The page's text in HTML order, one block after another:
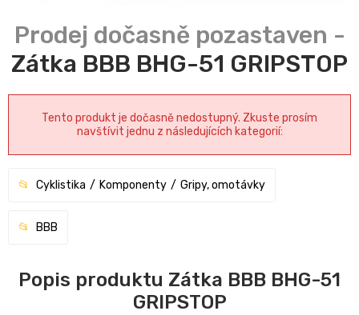
Zátka BBB BHG-51 GRIPSTOP
Tento produkt je dočasně nedostupný. Zkuste prosím
navštívit jednu z následujících kategorií:
Cyklistika Komponenty Gripy, omotávky
BBB
Popis produktu Zátka BBB BHG-51
GRIPSTOP